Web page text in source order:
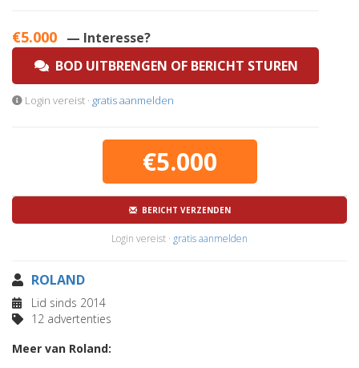
€5.000 — Interesse?
BOD UITBRENGEN OF BERICHT STUREN
Login vereist · gratis aanmelden
€5.000
BERICHT VERZENDEN
Login vereist · gratis aanmelden
ROLAND
Lid sinds 2014
12 advertenties
Meer van Roland: